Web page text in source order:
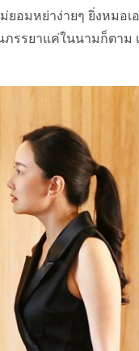
อมหย่าง่ายๆ ยิ่งหมอเ
ภรรยาแค่ในนามก็ตาม